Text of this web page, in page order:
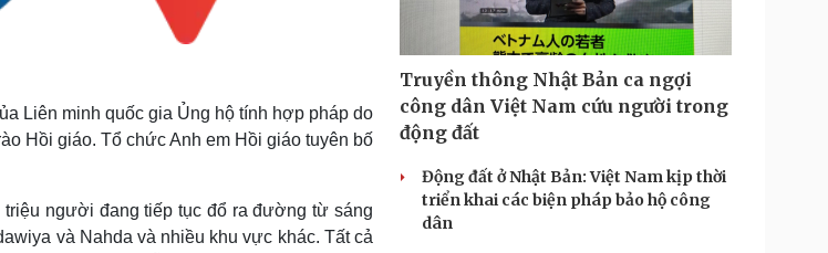
Liên minh quốc gia Ủng hộ tính hợp pháp do
Hồi giáo. Tổ chức Anh em Hồi giáo tuyên bố
triệu người đang tiếp tục đổ ra đường từ sáng
và Nahda và nhiều khu vực khác. Tất cả
Truyền thông Nhật Bản ca ngợi
công dân Việt Nam cứu người trong
động đất
Động đất ở Nhật Bản: Việt Nam kịp thời
triển khai các biện pháp bảo hộ công
dân